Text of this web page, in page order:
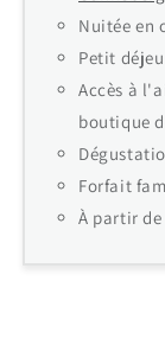
Nuitée en
Petit
Accès à
boutique
Forfait
À partir de